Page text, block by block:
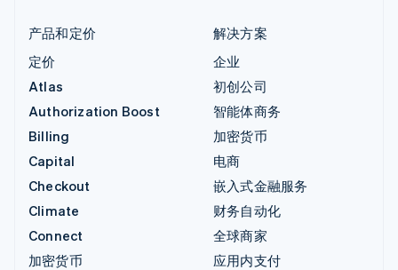
产品和定价
定价
Atlas
Authorization Boost
Billing
Capital
Checkout
Climate
Connect
加密货币
解决方案
企业
初创公司
智能体商务
加密货币
电商
嵌入式金融服务
财务自动化
全球商家
应用内支付